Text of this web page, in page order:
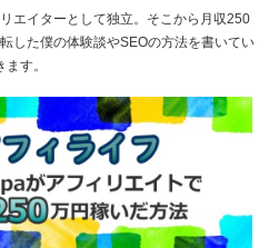
エイターとして独立。そこから月収250
した僕の体験談やSEOの方法を書いてい
ます。